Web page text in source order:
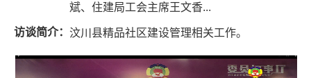
斌、住建局工会主席王文香...
访谈简介： 汶川县精品社区建设管理相关工作。